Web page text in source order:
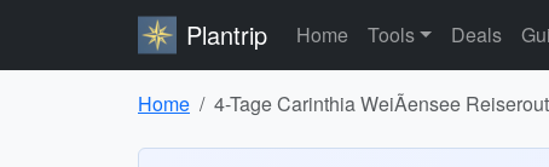
Plantrip Home Tools Deals
Home 4-Tage Carinthia WeiÃensee